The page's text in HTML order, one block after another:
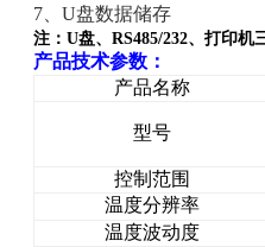
7、U盘数据储存
注：U盘、RS485/232、打印机
产品技术参数：
产品名称
型号
控制范围
温度分辨率
温度波动度